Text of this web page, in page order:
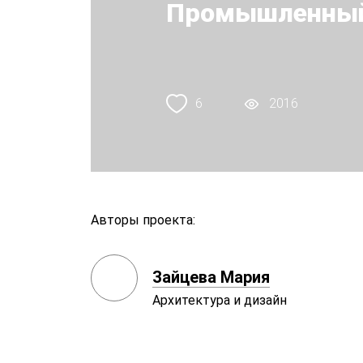
6 2016
Авторы проекта:
Зайцева Мария
Архитектура и дизайн